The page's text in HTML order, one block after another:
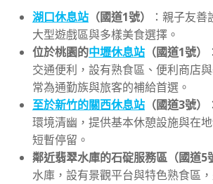
湖口休息站 （國道1號）
：親子友
大型遊戲區與多樣美食選擇。
位於桃園的中壢休息站 （國道1號）
交通便利，設有熟食區、便利商店
常為通勤族與旅客的補給首選。
至於新竹的關西休息站 （國道3號）
環境清幽，提供基本休憩設施與在
短暫停留。
鄰近翡翠水庫的石碇服務區（國道5
水庫，設有景觀平台與特色熟食區